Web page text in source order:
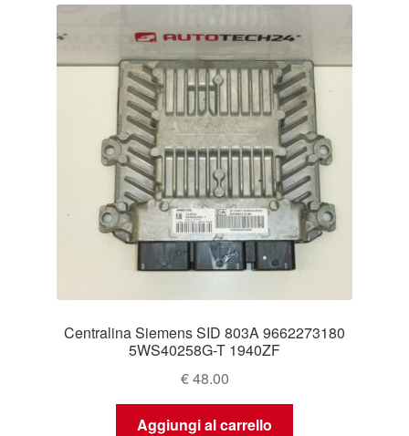
Centralina Siemens SID 803A 9662273180
5WS40258G-T 1940ZF
€48.00
Aggiungi al carrello